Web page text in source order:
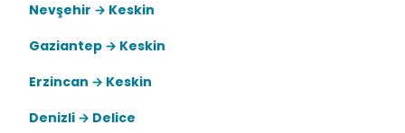
Nevşehir → Keskin
Gaziantep → Keskin
Erzincan → Keskin
Denizli → Delice